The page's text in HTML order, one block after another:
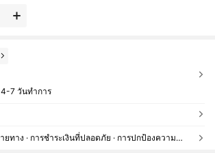
4-7 วันทำการ
มีบริการเก็บเงินปลายทาง · การชำระเงินที่ปลอดภัย · การปกป้องความเป็นส่วนตัว